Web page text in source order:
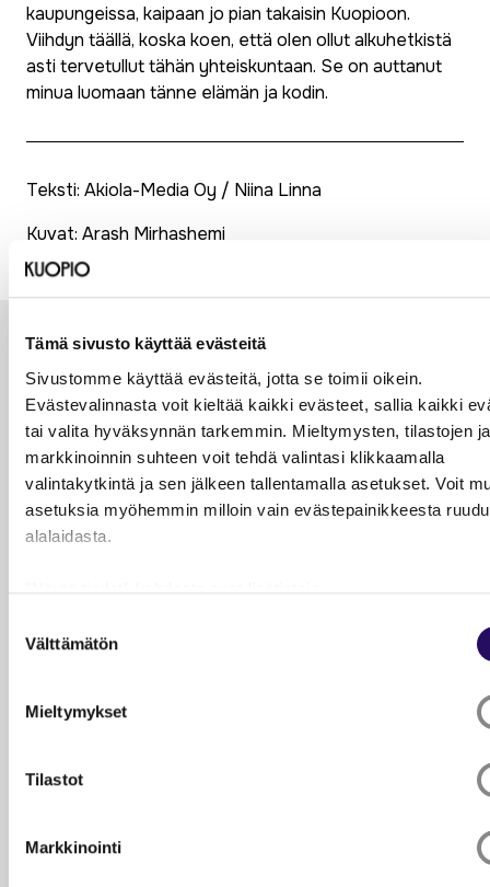
Tämä sivusto käyttää evästeitä
Sivustomme käyttää evästeitä, jotta se toimii oikein.
Evästevalinnasta voit kieltää kaikki evästeet, sallia kaikki
tai valita hyväksynnän tarkemmin. Mieltymysten, tilastojen ja
markkinoinnin suhteen voit tehdä valintasi klikkaamalla
valintakytkintä ja sen jälkeen tallentamalla asetukset. Voit
asetuksia myöhemmin milloin vain evästepainikkeesta
alalaidasta.
valinta
Välttämätön
Mieltymykset
Tilastot
Markkinointi
kaupungeissa, kaipaan jo pian takaisin Kuopioon.
Viihdyn täällä, koska koen, että olen ollut alkuhetkistä
asti tervetullut tähän yhteiskuntaan. Se on auttanut
minua luomaan tänne elämän ja kodin.
Teksti: Akiola-Media Oy / Niina Linna
Kuvat: Arash Mirhashemi
Lue myös